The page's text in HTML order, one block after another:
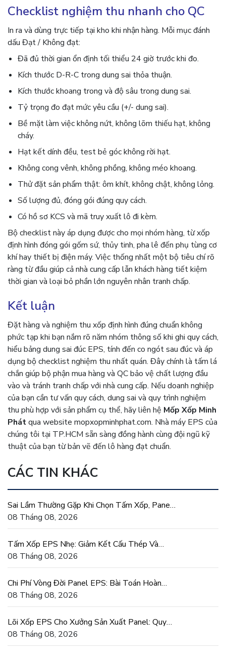
Checklist nghiệm thu nhanh cho QC
In ra và dùng trực tiếp tại kho khi nhận hàng. Mỗi mục đánh
dấu Đạt / Không đạt:
Đã đủ thời gian ổn định tối thiểu 24 giờ trước khi đo.
Kích thước D-R-C trong dung sai thỏa thuận.
Kích thước khoang trong và độ sâu trong dung sai.
Tỷ trọng đo đạt mức yêu cầu (+/- dung sai).
Bề mặt làm việc không nứt, không lõm thiếu hạt, không
cháy.
Hạt kết dính đều, test bẻ góc không rời hạt.
Không cong vênh, không phồng, không méo khoang.
Thử đặt sản phẩm thật: ôm khít, không chật, không lỏng.
Số lượng đủ, đóng gói đúng quy cách.
Có hồ sơ KCS và mã truy xuất lô đi kèm.
Bộ checklist này áp dụng được cho mọi nhóm hàng, từ xốp
định hình đóng gói gốm sứ, thủy tinh, pha lê đến phụ tùng cơ
khí hay thiết bị điện máy. Việc thống nhất một bộ tiêu chí rõ
ràng từ đầu giúp cả nhà cung cấp lẫn khách hàng tiết kiệm
thời gian và loại bỏ phần lớn nguyên nhân tranh chấp.
Kết luận
Đặt hàng và nghiệm thu xốp định hình đúng chuẩn không
phức tạp khi bạn nắm rõ năm nhóm thông số khi ghi quy cách,
hiểu bảng dung sai đúc EPS, tính đến co ngót sau đúc và áp
dụng bộ checklist nghiệm thu nhất quán. Đây chính là tấm lá
chắn giúp bộ phận mua hàng và QC bảo vệ chất lượng đầu
vào và tránh tranh chấp với nhà cung cấp. Nếu doanh nghiệp
của bạn cần tư vấn quy cách, dung sai và quy trình nghiệm
thu phù hợp với sản phẩm cụ thể, hãy liên hệ Mốp Xốp Minh
Phátqua website mopxopminhphat.com. Nhà máy EPS của
chúng tôi tại TP.HCM sẵn sàng đồng hành cùng đội ngũ kỹ
thuật của bạn từ bản vẽ đến lô hàng đạt chuẩn.
CÁC TIN KHÁC
Sai Lầm Thường Gặp Khi Chọn Tấm Xốp, Panel
EPS Cho Công Trình
08 Tháng 08, 2026
Tấm Xốp EPS Nhẹ: Giảm Kết Cấu Thép Và
Móng Cho Nhà Xưởng
08 Tháng 08, 2026
Chi Phí Vòng Đời Panel EPS: Bài Toán Hoàn
Vốn Tiết Kiệm Điện
08 Tháng 08, 2026
Lõi Xốp EPS Cho Xưởng Sản Xuất Panel: Quy
Cách Và Dung Sai
08 Tháng 08, 2026